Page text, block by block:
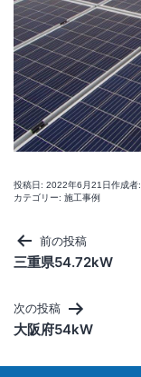
投稿日: 2022年6月21日作成者:
カテゴリー: 施工事例
投
稿
ナ
ビ
ゲ
前の投稿
三重県54.72kW
次の投稿
大阪府54kW